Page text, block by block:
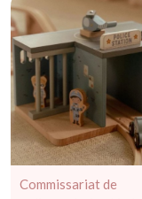
Commissariat de